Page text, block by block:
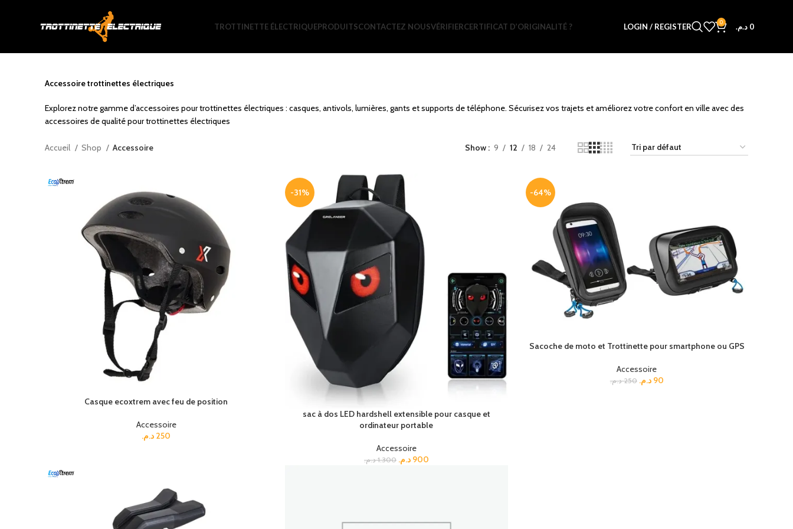
TROTTINETTE ÉLECTRIQUEPRODUITSCONTACTEZ NOUSVÉRIFIERCERTIFICAT D’ORIGINALITÉ ? LOGIN / REGISTER 0 0 د.م.
Accessoire trottinettes électriques
Explorez notre gamme d’accessoires pour trottinettes électriques : casques, antivols, lumières, gants et supports de téléphone. Sécurisez vos trajets et améliorez votre confort en ville avec des
accessoires de qualité pour trottinettes électriques
Accueil Shop Accessoire Show 9 12 18 24
Casque ecoxtrem avec feu de position
Accessoire
250 د.م.
-31%
sac à dos LED hardshell extensible pour casque et
ordinateur portable
Accessoire
1.300 د.م. 900 د.م.
-64%
Sacoche de moto et Trottinette pour smartphone ou GPS
Accessoire
250 د.م. 90 د.م.